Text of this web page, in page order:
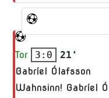
Tor 3:0
21'
Gabríel Ólafsson
Wahnsinn! Gabríel